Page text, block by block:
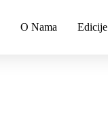
O Nama Edicije